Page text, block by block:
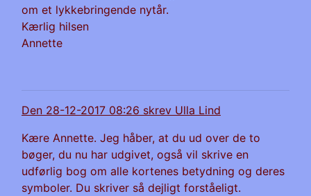
om et lykkebringende nytår.
Kærlig hilsen
Annette
Den 28-12-2017 08:26 skrev Ulla Lind
Kære Annette. Jeg håber, at du ud over de to
bøger, du nu har udgivet, også vil skrive en
udførlig bog om alle kortenes betydning og deres
symboler. Du skriver så dejligt forståeligt.